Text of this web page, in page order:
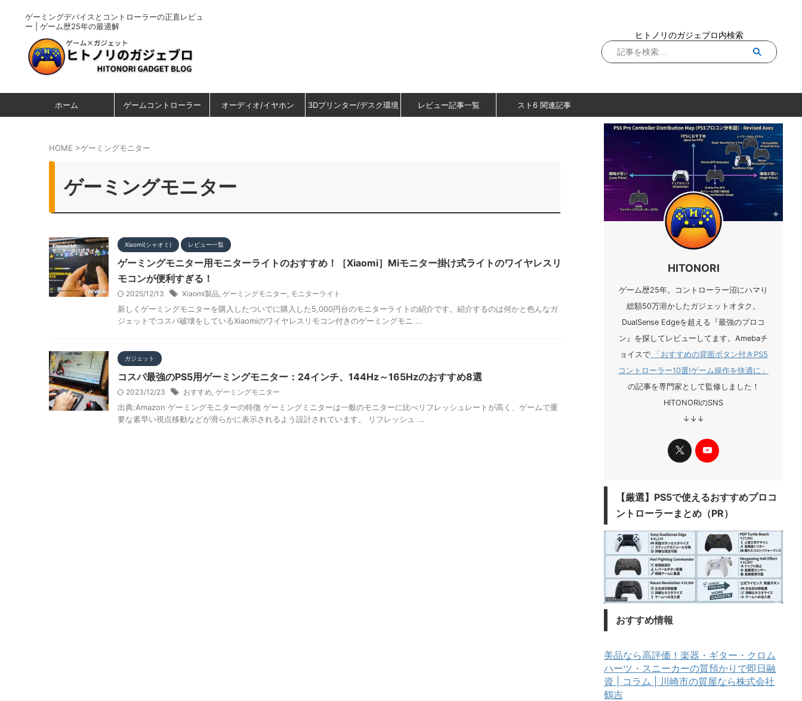
ゲーミングデバイスとコントローラーの正直レビュ
ー | ゲーム歴25年の最適解
ヒトノリのガジェブロ内検索
ホーム ゲームコントローラー オーディオ/イヤホン 3Dプリンター/デスク環境 レビュー記事一覧 スト6 関連記事
HOME >ゲーミングモニター
ゲーミングモニター
Xiaomi(シャオミ) レビュー一覧
ゲーミングモニター用モニターライトのおすすめ！［Xiaomi］Miモニター掛け式ライトのワイヤレスリ
モコンが便利すぎる！
2025/12/13 Xiaomi製品, ゲーミングモニター, モニターライト
新しくゲーミングモニターを購入したついでに購入した5,000円台のモニターライトの紹介です。紹介するのは何かと色んなガ
ジェットでコスパ破壊をしているXiaomiのワイヤレスリモコン付きのゲーミングモニ ...
ガジェット
コスパ最強のPS5用ゲーミングモニター：24インチ、144Hz～165Hzのおすすめ8選
2023/12/23 おすすめ, ゲーミングモニター
出典:Amazon ゲーミングモニターの特徴 ゲーミングミニターは一般のモニターに比べリフレッシュレートが高く、ゲームで重
要な素早い視点移動などが滑らかに表示されるよう設計されています。 リフレッシュ ...
HITONORI
ゲーム歴25年。コントローラー沼にハマり
総額50万溶かしたガジェットオタク。
DualSense Edgeを超える『最強のプロコ
ン』を探してレビューしてます。Amebaチ
ョイスで「おすすめの背面ボタン付きPS5
コントローラー10選!ゲーム操作を快適に」
の記事を専門家として監修しました！
HITONORIのSNS
↓↓↓
​【厳選】PS5で使えるおすすめプロコ
ントローラーまとめ（PR）
おすすめ情報
美品なら高評価！楽器・ギター・クロム
ハーツ・スニーカーの質預かりで即日融
資 | コラム | 川崎市の質屋なら株式会社
鶴吉